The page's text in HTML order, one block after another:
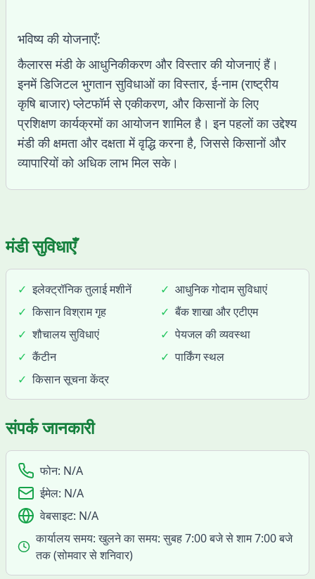
भविष्य की योजनाएँ:
कैलारस मंडी के आधुनिकीकरण और विस्तार की योजनाएं हैं।
इनमें डिजिटल भुगतान सुविधाओं का विस्तार, ई-नाम (राष्ट्रीय
कृषि बाजार) प्लेटफॉर्म से एकीकरण, और किसानों के लिए
प्रशिक्षण कार्यक्रमों का आयोजन शामिल है। इन पहलों का उद्देश्य
मंडी की क्षमता और दक्षता में वृद्धि करना है, जिससे किसानों और
व्यापारियों को अधिक लाभ मिल सके।
मंडी सुविधाएँ
✓ इलेक्ट्रॉनिक तुलाई मशीनें ✓ आधुनिक गोदाम सुविधाएं
✓ किसान विश्राम गृह ✓ बैंक शाखा और एटीएम
✓ शौचालय सुविधाएं ✓ पेयजल की व्यवस्था
✓ कैंटीन ✓ पार्किंग स्थल
✓ किसान सूचना केंद्र
संपर्क जानकारी
फोन: N/A
ईमेल: N/A
वेबसाइट: N/A
कार्यालय समय:खुलने का समय: सुबह 7:00 बजे से शाम 7:00 बजे
तक (सोमवार से शनिवार)